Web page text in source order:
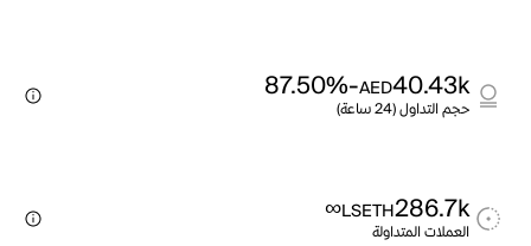
40.43k
AED
-87.50%
حجم التداول (24 ساعة)
286.7k
LSETH
∞
العملات المتداولة